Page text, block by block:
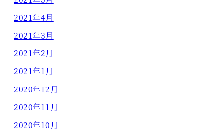
2021年4月
2021年3月
2021年2月
2021年1月
2020年12月
2020年11月
2020年10月